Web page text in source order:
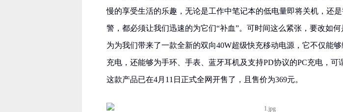
慢的享受生活的乐趣，无论是工作中笔记本的低电量即将关机，还
警，都必须让我们迅速的为它们“补血”。可时间这么紧张，要改如
为为我们带来了一款全新的双向40W超级快充移动电源，它不仅能
充电，还能够为手环、手表、蓝牙耳机及支持PD协议的PC充电，可
这款产品已在4月11日正式全网开售了，且售价为369元。